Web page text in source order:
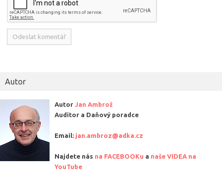
Autor
Autor Jan Ambrož
Auditor a Daňový poradce
Email: jan.ambroz@adka.cz
Najdete nás na FACEBOOKu a naše VIDEA na
YouTube